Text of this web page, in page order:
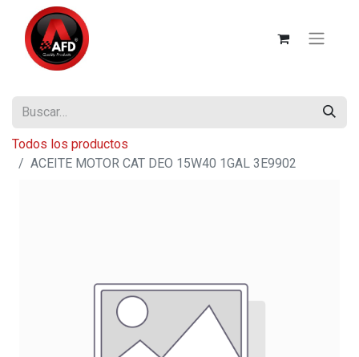
Todos los productos
ACEITE MOTOR CAT DEO 15W40 1GAL 3E9902